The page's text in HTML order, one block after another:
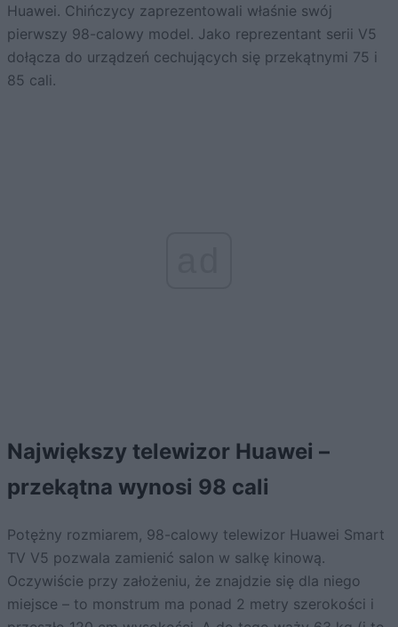
Huawei. Chińczycy zaprezentowali właśnie swój
pierwszy 98-calowy model. Jako reprezentant serii V5
dołącza do urządzeń cechujących się przekątnymi 75 i
85 cali.
Największy telewizor Huawei –
przekątna wynosi 98 cali
Potężny rozmiarem, 98-calowy telewizor Huawei Smart
TV V5 pozwala zamienić salon w salkę kinową.
Oczywiście przy założeniu, że znajdzie się dla niego
miejsce – to monstrum ma ponad 2 metry szerokości i